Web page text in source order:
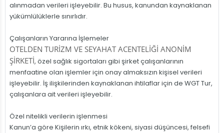
alınmadan verileri işleyebilir. Bu husus, kanundan kaynaklanan
yükümlülüklerle sınırlıdır.
Çalışanların Yararına İşlemeler
OTELDEN TURİZM VE SEYAHAT ACENTELİĞİ ANONİM
ŞİRKETİ, özel sağlık sigortaları gibi şirket çalışanlarının
menfaatine olan işlemler için onay almaksızın kişisel verileri
işleyebilir. İş ilişkilerinden kaynaklanan ihtilaflar için de WGT Tur,
çalışanlara ait verileri işleyebilir.
Özel nitelikli verilerin işlenmesi
Kanun’a göre Kişilerin ırkı, etnik kökeni, siyasi düşüncesi, felsefi